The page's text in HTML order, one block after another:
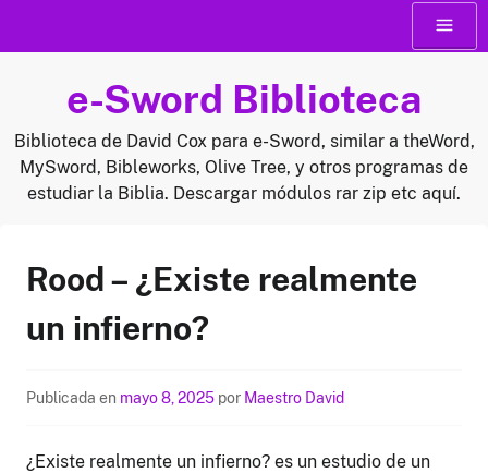
Menú
e-Sword Biblioteca
Biblioteca de David Cox para e-Sword, similar a theWord,
MySword, Bibleworks, Olive Tree, y otros programas de
estudiar la Biblia. Descargar módulos rar zip etc aquí.
Rood – ¿Existe realmente
un infierno?
Publicada en mayo 8, 2025 por Maestro David
¿Existe realmente un infierno? es un estudio de un